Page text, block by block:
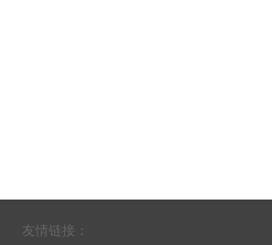
友情链接：